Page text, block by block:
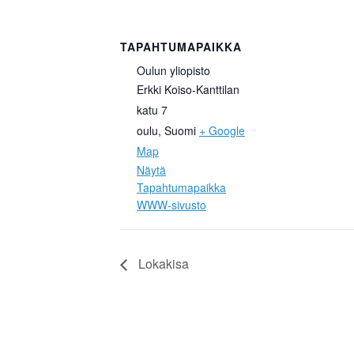
TAPAHTUMAPAIKKA
Oulun yliopisto
Erkki Koiso-Kanttilan
katu 7
oulu, Suomi + Google
Map
Näytä
Tapahtumapaikka
WWW-sivusto
Lokakisa